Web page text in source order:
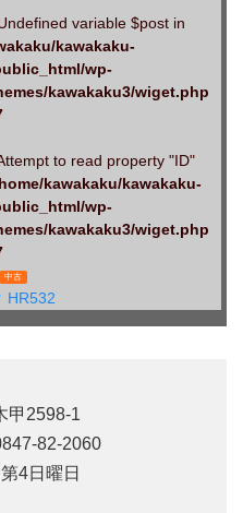
variable $post in
kawakaku-
wp-
kawakaku3/wiget.php
to read property "ID"
kawakaku/kawakaku-
wp-
kawakaku3/wiget.php
中古
HR532
甲2598-1
82-2060
4日曜日